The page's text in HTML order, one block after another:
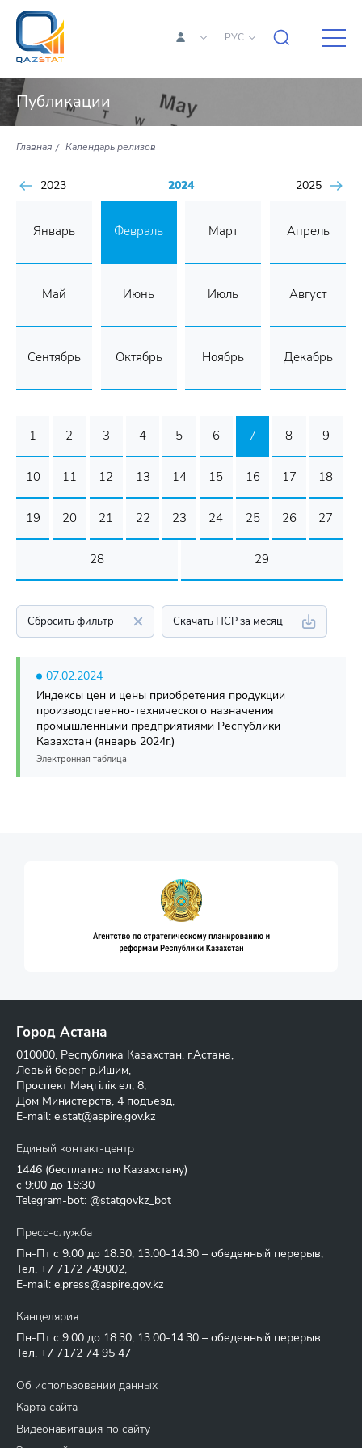
РУС
Публикации
Главная Календарь релизов
2023 2024 2025
Январь Февраль Март Апрель
Май Июнь Июль Август
Сентябрь Октябрь Ноябрь Декабрь
1 2 3 4 5 6 7 8 9
10 11 12 13 14 15 16 17 18
19 20 21 22 23 24 25 26 27
28 29
Сбросить фильтр Скачать ПСР за месяц
07.02.2024
Индексы цен и цены приобретения продукции
производственно-технического назначения
промышленными предприятиями Республики
Казахстан (январь 2024г.)
Электронная таблица
Город Астана
010000, Республика Казахстан, г.Астана,
Левый берег р.Ишим,
Проспект Мәңгілік ел, 8,
Дом Министерств, 4 подъезд,
E-mail: e.stat@aspire.gov.kz
Единый контакт-центр
1446 (бесплатно по Казахстану)
с 9:00 до 18:30
Telegram-bot: @statgovkz_bot
Пресс-служба
Пн-Пт с 9:00 до 18:30, 13:00-14:30 – обеденный перерыв,
Тел. +7 7172 749002,
E-mail: e.press@aspire.gov.kz
Канцелярия
Пн-Пт с 9:00 до 18:30, 13:00-14:30 – обеденный перерыв
Тел. +7 7172 74 95 47
Об использовании данных
Карта сайта
Видеонавигация по сайту